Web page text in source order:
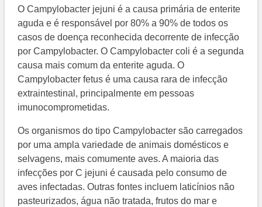
O Campylobacter jejuni é a causa primária de enterite
aguda e é responsável por 80% a 90% de todos os
casos de doença reconhecida decorrente de infecção
por Campylobacter. O Campylobacter coli é a segunda
causa mais comum da enterite aguda. O
Campylobacter fetus é uma causa rara de infecção
extraintestinal, principalmente em pessoas
imunocomprometidas.
Os organismos do tipo Campylobacter são carregados
por uma ampla variedade de animais domésticos e
selvagens, mais comumente aves. A maioria das
infecções por C jejuni é causada pelo consumo de
aves infectadas. Outras fontes incluem laticínios não
pasteurizados, água não tratada, frutos do mar e